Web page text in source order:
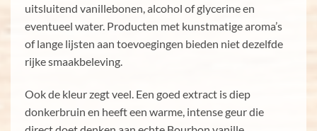
uitsluitend vanillebonen, alcohol of glycerine en
eventueel water. Producten met kunstmatige aroma’s
of lange lijsten aan toevoegingen bieden niet dezelfde
rijke smaakbeleving.
Ook de kleur zegt veel. Een goed extract is diep
donkerbruin en heeft een warme, intense geur die